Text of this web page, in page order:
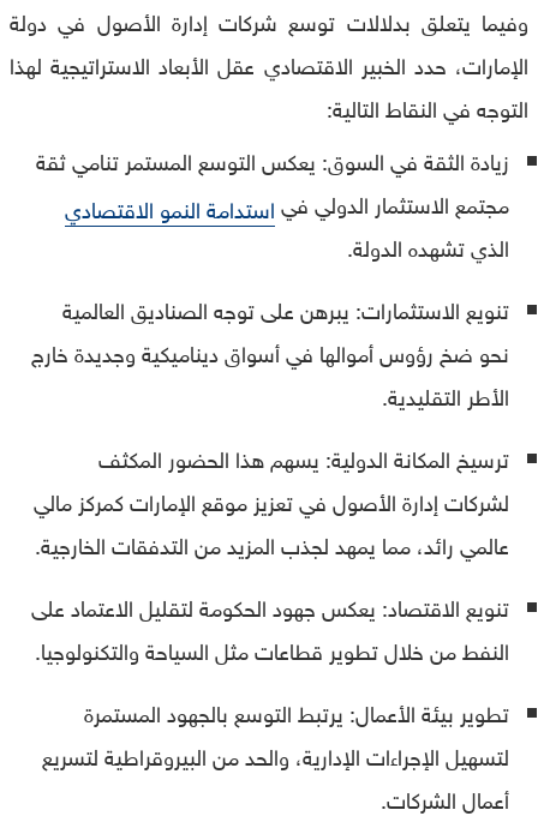
وفيما يتعلق بدلالات توسع شركات إدارة الأصول في دولة
الإمارات، حدد الخبير الاقتصادي عقل الأبعاد الاستراتيجية لهذا
التوجه في النقاط التالية:
زيادة الثقة في السوق: يعكس التوسع المستمر تنامي ثقة
مجتمع الاستثمار الدولي فياستدامة النمو الاقتصادي
الذي تشهده الدولة.
تنويع الاستثمارات: يبرهن على توجه الصناديق العالمية
نحو ضخ رؤوس أموالها في أسواق ديناميكية وجديدة خارج
الأطر التقليدية.
ترسيخ المكانة الدولية: يسهم هذا الحضور المكثف
لشركات إدارة الأصول في تعزيز موقع الإمارات كمركز مالي
عالمي رائد، مما يمهد لجذب المزيد من التدفقات الخارجية.
تنويع الاقتصاد: يعكس جهود الحكومة لتقليل الاعتماد على
النفط من خلال تطوير قطاعات مثل السياحة والتكنولوجيا.
تطوير بيئة الأعمال: يرتبط التوسع بالجهود المستمرة
لتسهيل الإجراءات الإدارية، والحد من البيروقراطية لتسريع
أعمال الشركات.